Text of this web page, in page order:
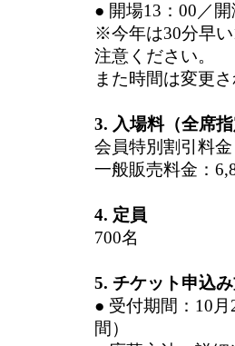
● 開場13：00／
※今年は30分早
注意ください。
また時間は変更
3. 入場料（全席指
会員特別割引料金
一般販売料金：
4. 定員
700名
5. チケット申込
● 受付期間：10
間）